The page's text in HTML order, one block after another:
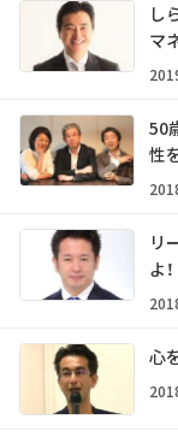
し
マ
50
性
リ
よ！
心